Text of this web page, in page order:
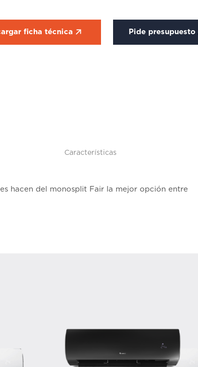
ficha técnica Pide presupuesto
Características
hacen del monosplit Fair la mejor opción entre